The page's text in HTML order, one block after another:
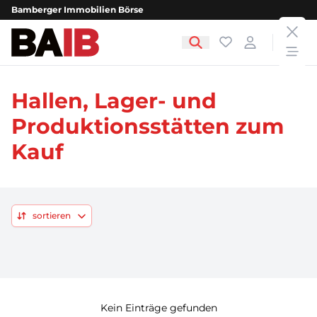
Bamberger Immobilien Börse
Bamberger Immobilien Börse Favoriten
Login
Hallen, Lager- und
Produktionsstätten zum
Kauf
sortieren
Kein Einträge gefunden